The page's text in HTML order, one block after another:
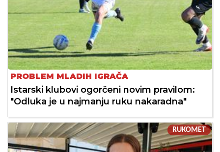
PROBLEM MLADIH IGRAČA
Istarski klubovi ogorčeni novim pravilom:
"Odluka je u najmanju ruku nakaradna"
RUKOMET